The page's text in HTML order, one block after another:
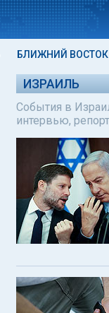
БЛИЖНИЙ ВОСТОК
ИЗРАИЛЬ
События в
интервью,